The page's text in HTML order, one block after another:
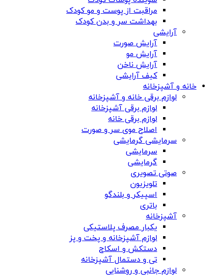
مراقبت از پوست و مو کودک
بهداشت سر و بدن کودک
آرایشی
آرایش صورت
آرایش مو
آرایش ناخن
کیف آرایشی
خانه و آشپزخانه
لوازم برقی خانه و آشپزخانه
لوازم برقی آشپزخانه
لوازم برقی خانه
اصلاح موی سر و صورت
سرمایشی گرمایشی
سرمایشی
گرمایشی
صوتی تصویری
تلویزیون
اسپیکر و بلندگو
باتری
آشپزخانه
یکبار مصرف پلاستیکی
لوازم آشپزخانه و پخت و پز
دستکش و اسکاج
تی و دستمال آشپزخانه
لوازم جانبی و روشنایی